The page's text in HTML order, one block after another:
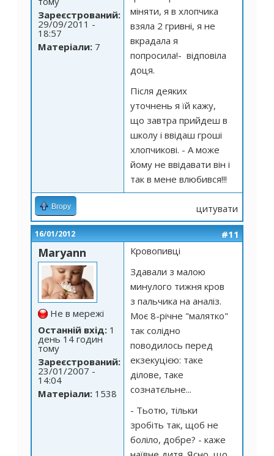
Зареєстрований:
29/09/2011 -
18:57
Матеріали: 7
міняти, я в хлопчика
взяла 2 гривні, я не
вкрадала я
попросила!- відповіла
доця.
Після деяких
уточнень я їй кажу,
що завтра прийдеш в
школу і ввідаш гроші
хлопчикові. - А може
йому не ввідавати він і
так в мене влюбився!!!
Вгору цитувати
16/01/2012 #11
Maryann
Не в мережі
Останній вхід: 1
день 14 годин
тому
Зареєстрований:
23/01/2007 -
14:04
Матеріали: 1538
Кровопивці
Здавали з малою
минулого тижня кров
з пальчика на аналіз.
Моє 8-річне "малятко"
так солідно
поводилось перед
екзекуцією: таке
ділове, таке
сознатєльне...
- Тьотю, тільки
зробіть так, щоб не
боліло, добре? - каже